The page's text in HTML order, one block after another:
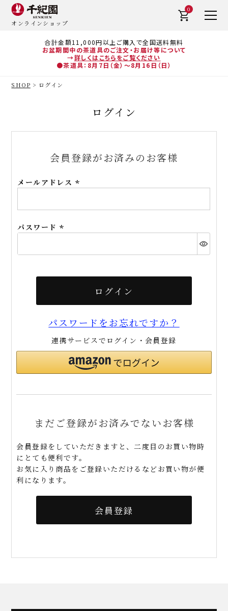
合計金額11,000円以上ご購入で全国送料無料
お盆期間中の茶道具のご注文・お届け等について
→詳しくはこちらをご覧ください
●茶道具：8月7日（金）～8月16日（日）
オンラインショップ
0
SHOP ログイン
ログイン
会員登録がお済みのお客様
メールアドレス
パスワード
ログイン
パスワードをお忘れですか？
連携サービスでログイン・会員登録
まだご登録がお済みでないお客様
会員登録をしていただきますと、二度目のお買い物時
にとても便利です。
お気に入り商品をご登録いただけるなどお買い物が便
利になります。
会員登録